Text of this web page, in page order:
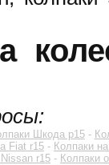
Шкода р15-
Fiat r15 - Колпаки
r15 - Колпаки